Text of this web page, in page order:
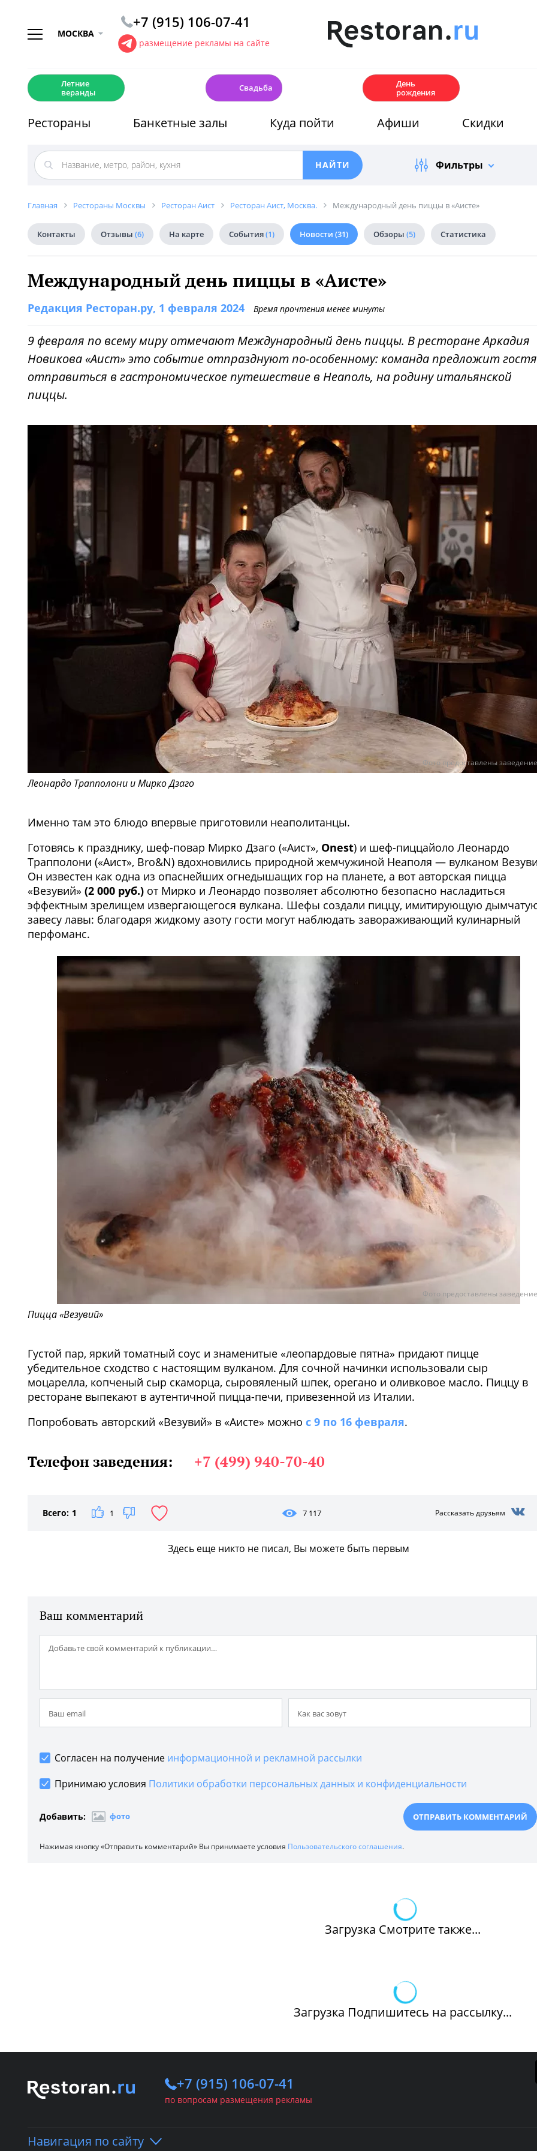
МОСКВА
+7 (915) 106-07-41
размещение рекламы на сайте
Летние
веранды
Свадьба
День
рождения
Рестораны Банкетные залы Куда пойти Афиши Скидки
Фильтры
Главная Рестораны Москвы Ресторан Аист Ресторан Аист, Москва. Международный день пиццы в «Аисте»
Контакты Отзывы (6) На карте События(1) Новости (31) Обзоры (5) Статистика
Международный день пиццы в «Аисте»
Редакция Ресторан.ру, 1 февраля 2024 Время прочтения менее минуты
9 февраля по всему миру отмечают Международный день пиццы. В ресторане Аркадия
Новикова «Аист» это событие отпразднуют по-особенному: команда предложит
отправиться в гастрономическое путешествие в Неаполь, на родину итальянской
пиццы.
Фото предоставлены
Леонардо Трапполони и Мирко Дзаго
Именно там это блюдо впервые приготовили неаполитанцы.
Готовясь к празднику, шеф-повар Мирко Дзаго («Аист», Onest) и шеф-пиццайоло Леонардо
Трапполони («Аист», Bro&N) вдохновились природной жемчужиной Неаполя — вулканом
Он известен как одна из опаснейших огнедышащих гор на планете, а вот авторская пицца
«Везувий» (2 000 руб.) от Мирко и Леонардо позволяет абсолютно безопасно насладиться
эффектным зрелищем извергающегося вулкана. Шефы создали пиццу, имитирующую
завесу лавы: благодаря жидкому азоту гости могут наблюдать завораживающий кулинарный
перфоманс.
Фото предоставлены
Пицца «Везувий»
Густой пар, яркий томатный соус и знаменитые «леопардовые пятна» придают пицце
убедительное сходство с настоящим вулканом. Для сочной начинки использовали сыр
моцарелла, копченый сыр скаморца, сыровяленый шпек, орегано и оливковое масло. Пиццу в
ресторане выпекают в аутентичной пицца-печи, привезенной из Италии.
Попробовать авторский «Везувий» в «Аисте» можно с 9 по 16 февраля.
Телефон заведения: +7 (499) 940-70-40
Всего: 1 1 7 117 Рассказать друзьям
Здесь еще никто не писал, Вы можете быть первым
Ваш комментарий
Согласен на получение информационной и рекламной рассылки
Принимаю условия Политики обработки персональных данных и конфиденциальности
Добавить: фото
Нажимая кнопку «Отправить комментарий» Вы принимаете условия Пользовательского соглашения.
Загрузка Смотрите также...
Загрузка Подпишитесь на рассылку...
+7 (915) 106-07-41
по вопросам размещения рекламы
Навигация по сайту